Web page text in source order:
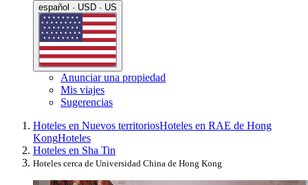
español · USD · US
Anunciar una propiedad
Mis viajes
Sugerencias
Hoteles en Nuevos territoriosHoteles en RAE de Hong
KongHoteles
Hoteles en Sha Tin
Hoteles cerca de Universidad China de Hong Kong